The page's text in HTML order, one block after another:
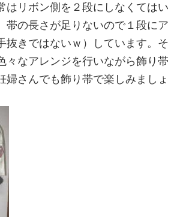
はリボン側を２段にしなくてはい
帯の長さが足りないので１段にア
抜きではないｗ）しています。そ
々なアレンジを行いながら飾り帯
婦さんでも飾り帯で楽しみましょ